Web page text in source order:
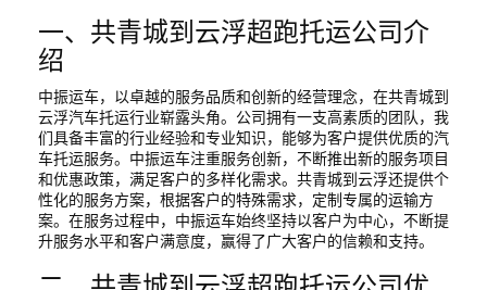
一、共青城到云浮超跑托运公司介
绍
中振运车，以卓越的服务品质和创新的经营理念，在共青城到
云浮汽车托运行业崭露头角。公司拥有一支高素质的团队，我
们具备丰富的行业经验和专业知识，能够为客户提供优质的汽
车托运服务。中振运车注重服务创新，不断推出新的服务项目
和优惠政策，满足客户的多样化需求。共青城到云浮还提供个
性化的服务方案，根据客户的特殊需求，定制专属的运输方
案。在服务过程中，中振运车始终坚持以客户为中心，不断提
升服务水平和客户满意度，赢得了广大客户的信赖和支持。